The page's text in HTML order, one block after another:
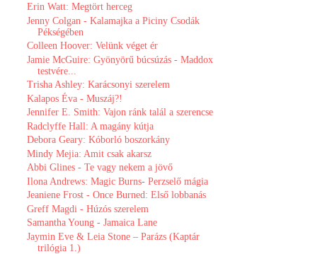
Erin Watt: Megtört herceg
Jenny Colgan - Kalamajka a Piciny Csodák
Pékségében
Colleen Hoover: Velünk véget ér
Jamie McGuire: Gyönyörű búcsúzás - Maddox
testvére...
Trisha Ashley: Karácsonyi szerelem
Kalapos Éva - Muszáj?!
Jennifer E. Smith: Vajon ránk talál a szerencse
Radclyffe Hall: A magány kútja
Debora Geary: Kóborló ​boszorkány
Mindy Mejia: Amit csak akarsz
Abbi Glines - Te vagy nekem a jövő
Ilona Andrews: Magic Burns- Perzselő mágia
Jeaniene Frost - Once Burned: Első lobbanás
Greff Magdi - Húzós szerelem
Samantha Young - Jamaica Lane
Jaymin Eve & Leia Stone – Parázs (Kaptár
trilógia 1.)